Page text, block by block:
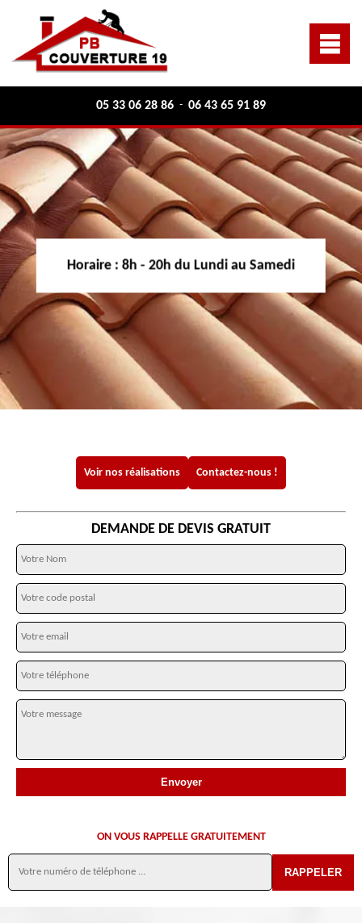
05 33 06 28 86 - 06 43 65 91 89
Horaire : 8h - 20h du Lundi au Samedi
Voir nos réalisations Contactez-nous !
DEMANDE DE DEVIS GRATUIT
ON VOUS RAPPELLE GRATUITEMENT